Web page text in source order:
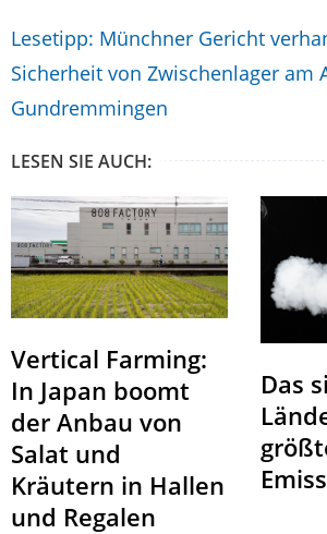
Lesetipp: Münchner Gericht
Sicherheit von Zwischenlager am
Gundremmingen
LESEN SIE AUCH:
Vertical Farming:
In Japan boomt
der Anbau von
Salat und
Kräutern in Hallen
und Regalen
Das